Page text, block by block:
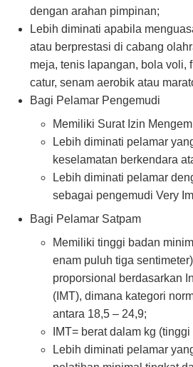
dengan arahan pimpinan;
Lebih diminati apabila
atau berprestasi di cabang
meja, tenis lapangan, bola voli,
catur, senam aerobik atau
Bagi Pelamar Pengemudi
Memiliki Surat Izin
Lebih diminati pelamar
keselamatan berkendara
Lebih diminati pelamar
sebagai pengemudi Very
Bagi Pelamar Satpam
Memiliki tinggi badan
enam puluh tiga
proporsional berdasarkan
(IMT), dimana kategori
antara 18,5 – 24,9;
IMT= berat dalam kg
Lebih diminati pelamar